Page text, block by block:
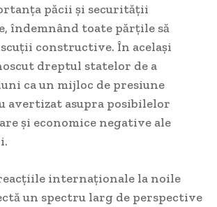
păcii și securității
îndemnând toate părțile să
constructive. În același
dreptul statelor de a
ca un mijloc de presiune
avertizat asupra posibilelor
și economice negative ale
internaționale la noile
un spectru larg de perspective